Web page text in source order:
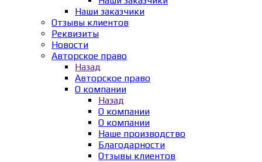
Наши заказчики
Отзывы клиентов
Реквизиты
Новости
Авторское право
Назад
Авторское право
О компании
Назад
О компании
О компании
Наше производство
Благодарности
Отзывы клиентов